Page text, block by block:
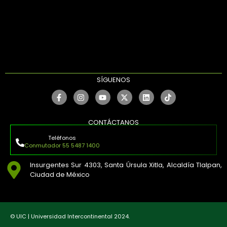
SÍGUENOS
CONTÁCTANOS
Teléfonos
Conmutador 55 5487 1400
Insurgentes Sur 4303, Santa Úrsula Xitla, Alcaldía Tlalpan,
Ciudad de México
© UIC | Universidad Intercontinental 2024.